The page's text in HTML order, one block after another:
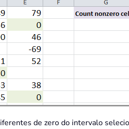
de zero do intervalo